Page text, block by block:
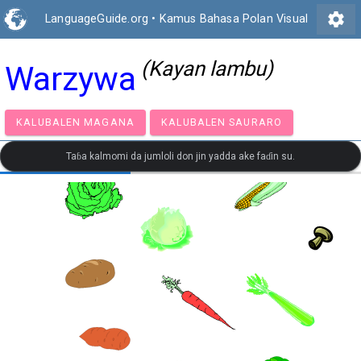
LanguageGuide.org • Kamus Bahasa Polan Visual settings
Warzywa (Kayan lambu)
KALUBALEN MAGANA KALUBALEN SAURARO
Taɓa kalmomi da jumloli don jin yadda ake faɗin su.